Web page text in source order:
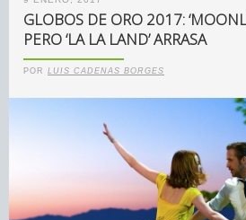
GLOBOS DE ORO 2017:
PERO ‘LA LA LAND’ ARRASA
POR LUIS CADENAS BORGES